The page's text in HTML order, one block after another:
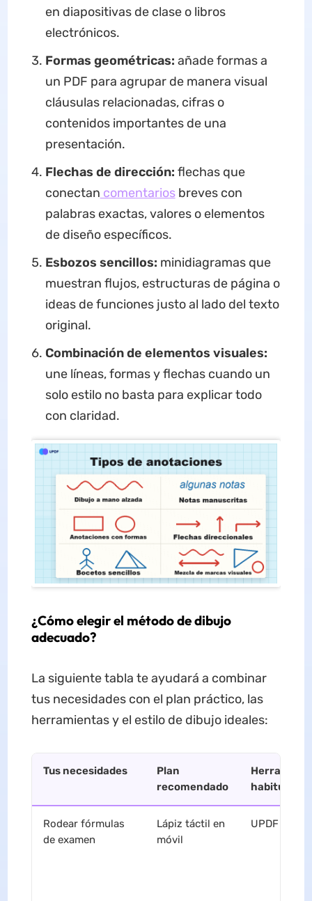
en diapositivas de clase o libros
electrónicos.
Formas geométricas: añade formas a
un PDF para agrupar de manera visual
cláusulas relacionadas, cifras o
contenidos importantes de una
presentación.
Flechas de dirección: flechas que
conectan comentariosbreves con
palabras exactas, valores o elementos
de diseño específicos.
Esbozos sencillos: minidiagramas que
muestran flujos, estructuras de página o
ideas de funciones justo al lado del texto
original.
Combinación de elementos visuales:
une líneas, formas y flechas cuando un
solo estilo no basta para explicar todo
con claridad.
¿Cómo elegir el método de dibujo
adecuado?
La siguiente tabla te ayudará a combinar
tus necesidades con el plan práctico, las
herramientas y el estilo de dibujo ideales:
Tus necesidades
Plan
recomendado
habituales
Rodear fórmulas
de examen
Lápiz táctil en
móvil
UPDF